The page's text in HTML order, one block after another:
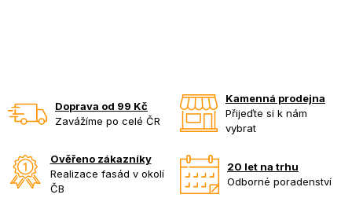
Doprava od 99 Kč
Zavážíme po celé ČR
Kamenná prodejna
Přijeďte si k nám
vybrat
Ověřeno zákazníky
Realizace fasád v okolí
ČB
20 let na trhu
Odborné poradenství